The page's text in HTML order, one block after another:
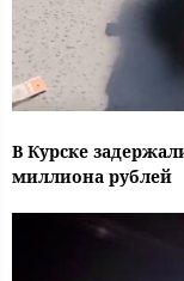
В Курске
миллиона рублей